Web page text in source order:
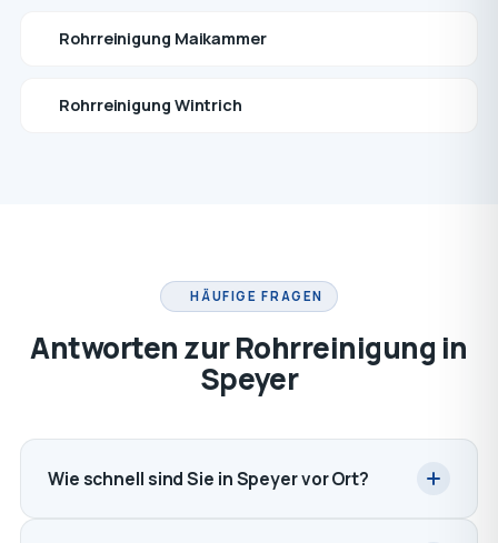
Rohrreinigung Maikammer
Rohrreinigung Wintrich
HÄUFIGE FRAGEN
Antworten zur Rohrreinigung in
Speyer
Wie schnell sind Sie in Speyer vor Ort?